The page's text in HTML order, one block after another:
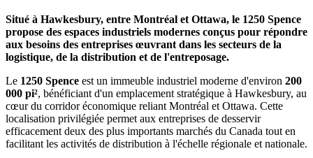
Situé à Hawkesbury, entre Montréal et Ottawa, le 1250 Spence
propose des espaces industriels modernes conçus pour répondre
aux besoins des entreprises œuvrant dans les secteurs de la
logistique, de la distribution et de l'entreposage.
Le 1250 Spence est un immeuble industriel moderne d'environ 200
000 pi², bénéficiant d'un emplacement stratégique à Hawkesbury, au
cœur du corridor économique reliant Montréal et Ottawa. Cette
localisation privilégiée permet aux entreprises de desservir
efficacement deux des plus importants marchés du Canada tout en
facilitant les activités de distribution à l'échelle régionale et nationale.